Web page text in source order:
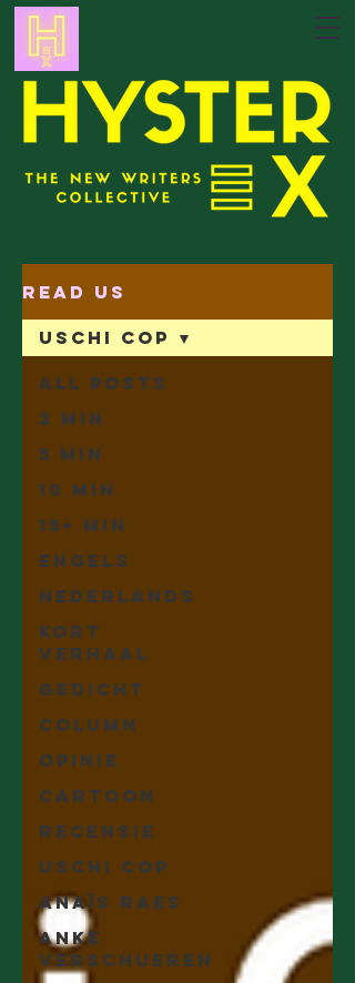
Read Us
All Posts
2 min
5 min
10 min
15+ min
Engels
Nederlands
Kort
Verhaal
Gedicht
Column
Opinie
Cartoon
Recensie
Uschi Cop
Anaïs Raes
Anke
Verschueren
Uschi Cop